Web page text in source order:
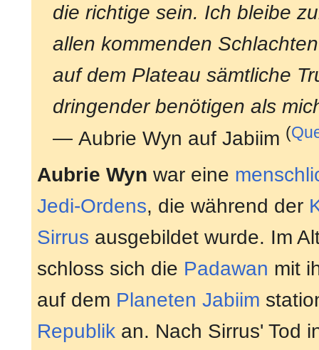
die richtige sein. Ich bleibe
allen kommenden
auf dem Plateau sämtliche
dringender benötigen als
— Aubrie Wyn auf Jabiim (
Aubrie Wyn war eine
Jedi-Ordens, die während der
Sirrus ausgebildet wurde. Im
schloss sich die Padawan mit
auf dem Planeten Jabiim
Republik an. Nach Sirrus' Tod